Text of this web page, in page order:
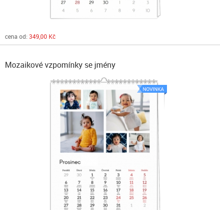
cena od: 349,00 Kč
Mozaikové vzpomínky se jmény